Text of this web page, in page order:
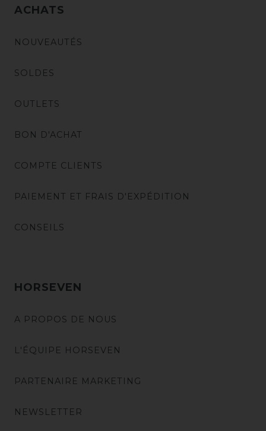
ACHATS
NOUVEAUTÉS
SOLDES
OUTLETS
BON D'ACHAT
COMPTE CLIENTS
PAIEMENT ET FRAIS D'EXPÉDITION
CONSEILS
HORSEVEN
A PROPOS DE NOUS
L'ÉQUIPE HORSEVEN
PARTENAIRE MARKETING
NEWSLETTER